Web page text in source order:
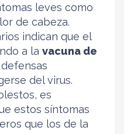
leves como
de cabeza.
indican que el
a la vacuna de
del virus.
es
estos síntomas
que los de la